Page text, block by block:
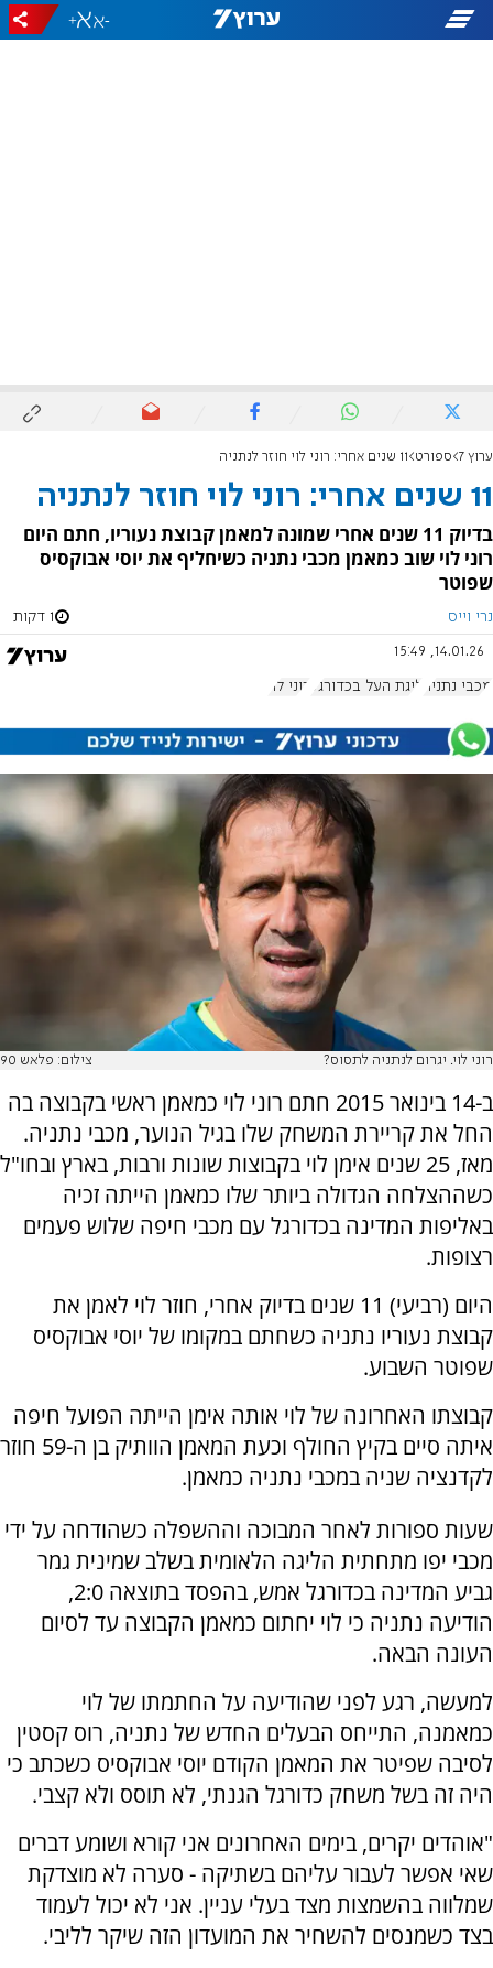
-
+
ערוץ 7 ספורט 11 שנים אחרי: רוני לוי חוזר לנתניה
11 שנים אחרי: רוני לוי חוזר לנתניה
בדיוק 11 שנים אחרי שמונה למאמן קבוצת נעוריו, חתם היום
רוני לוי שוב כמאמן מכבי נתניה כשיחליף את יוסי אבוקסיס
שפוטר
נרי וייס 1 דקות
14.01.26, 15:49
מכבי נתניה ליגת העל בכדורגל רוני לוי
רוני לוי. יגרום לנתניה לתסוס? צילום: פלאש 90
ב-14 בינואר 2015 חתם רוני לוי כמאמן ראשי בקבוצה בה
החל את קריירת המשחק שלו בגיל הנוער, מכבי נתניה.
מאז, 25 שנים אימן לוי בקבוצות שונות ורבות, בארץ ובחו"ל
כשההצלחה הגדולה ביותר שלו כמאמן הייתה זכיה
באליפות המדינה בכדורגל עם מכבי חיפה שלוש פעמים
רצופות.
היום (רביעי) 11 שנים בדיוק אחרי, חוזר לוי לאמן את
קבוצת נעוריו נתניה כשחתם במקומו של יוסי אבוקסיס
שפוטר השבוע.
קבוצתו האחרונה של לוי אותה אימן הייתה הפועל חיפה
איתה סיים בקיץ החולף וכעת המאמן הוותיק בן ה-59 חוזר
לקדנציה שניה במכבי נתניה כמאמן.
שעות ספורות לאחר המבוכה וההשפלה כשהודחה על ידי
מכבי יפו מתחתית הליגה הלאומית בשלב שמינית גמר
גביע המדינה בכדורגל אמש, בהפסד בתוצאה 2:0,
הודיעה נתניה כי לוי יחתום כמאמן הקבוצה עד לסיום
העונה הבאה.
למעשה, רגע לפני שהודיעה על החתמתו של לוי
כמאמנה, התייחס הבעלים החדש של נתניה, רוס קסטין
לסיבה שפיטר את המאמן הקודם יוסי אבוקסיס כשכתב כי
היה זה בשל משחק כדורגל הגנתי, לא תוסס ולא קצבי.
"אוהדים יקרים, בימים האחרונים אני קורא ושומע דברים
שאי אפשר לעבור עליהם בשתיקה - סערה לא מוצדקת
שמלווה בהשמצות מצד בעלי עניין. אני לא יכול לעמוד
בצד כשמנסים להשחיר את המועדון הזה שיקר לליבי.